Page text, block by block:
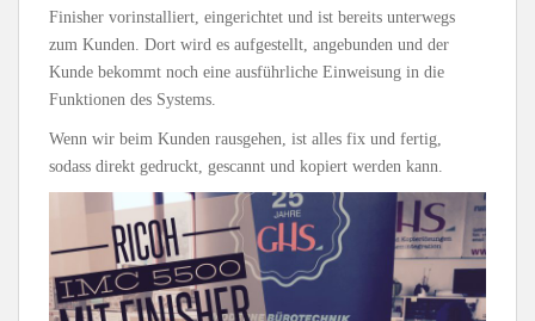
Finisher vorinstalliert, eingerichtet und ist bereits unterwegs
zum Kunden. Dort wird es aufgestellt, angebunden und der
Kunde bekommt noch eine ausführliche Einweisung in die
Funktionen des Systems.
Wenn wir beim Kunden rausgehen, ist alles fix und fertig,
sodass direkt gedruckt, gescannt und kopiert werden kann.